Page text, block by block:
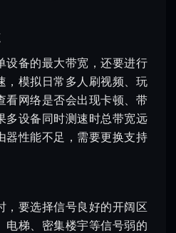
设备的最大带宽，还要进行
，模拟日常多人刷视频、玩
看网络是否会出现卡顿、带
多设备同时测速时总带宽远
器性能不足，需要更换支持
，要选择信号良好的开阔区
电梯、密集楼宇等信号弱的